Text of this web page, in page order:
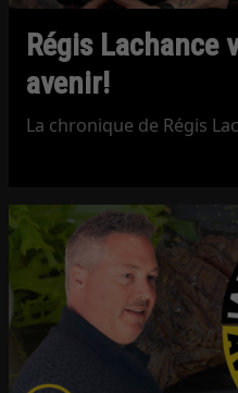
Régis Lachance
avenir!
La chronique de Régis